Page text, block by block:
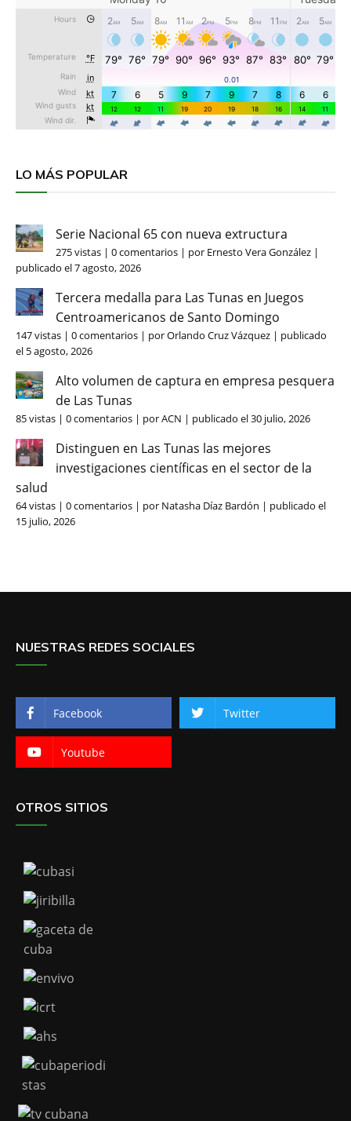
LO MÁS POPULAR
Serie Nacional 65 con nueva extructura
275 vistas | 0 comentarios | por Ernesto Vera González |
publicado el 7 agosto, 2026
Tercera medalla para Las Tunas en Juegos
Centroamericanos de Santo Domingo
147 vistas | 0 comentarios | porOrlando Cruz Vázquez | publicado
el 5 agosto, 2026
Alto volumen de captura en empresa pesquera
de Las Tunas
85 vistas | 0 comentarios | porACN | publicado el 30 julio, 2026
Distinguen en Las Tunas las mejores
investigaciones científicas en el sector de la
salud
64 vistas | 0 comentarios | por Natasha Díaz Bardón | publicado el
15 julio, 2026
NUESTRAS REDES SOCIALES
Facebook Twitter
Youtube
OTROS SITIOS